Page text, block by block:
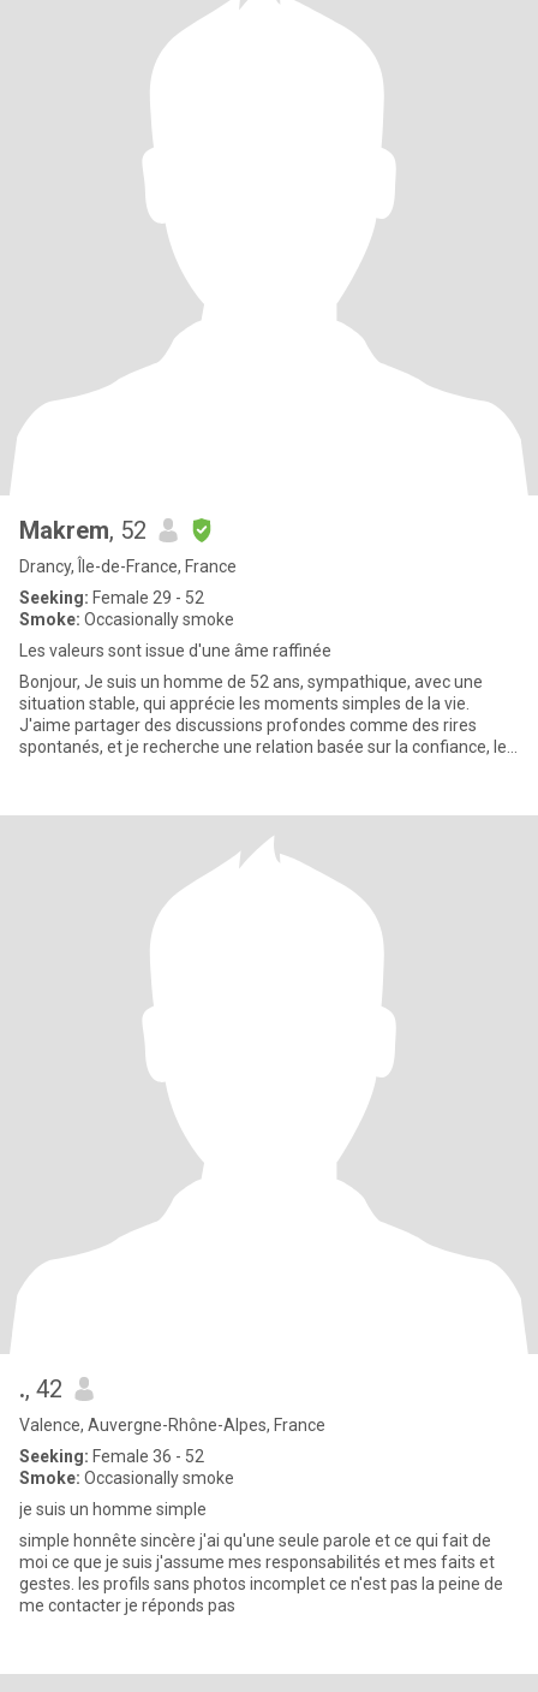
Makrem, 52
Drancy, Île-de-France, France
Seeking: Female 29 - 52
Smoke: Occasionally smoke
Les valeurs sont issue d'une âme raffinée
Bonjour, Je suis un homme de 52 ans, sympathique, avec une
situation stable, qui apprécie les moments simples de la vie.
J'aime partager des discussions profondes comme des rires
spontanés, et je recherche une relation basée sur la confiance, le
., 42
Valence, Auvergne-Rhône-Alpes, France
Seeking: Female 36 - 52
Smoke: Occasionally smoke
je suis un homme simple
simple honnête sincère j'ai qu'une seule parole et ce qui fait de
moi ce que je suis j'assume mes responsabilités et mes faits et
gestes. les profils sans photos incomplet ce n'est pas la peine de
me contacter je réponds pas